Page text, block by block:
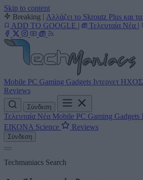
Skip to content
Breaking | Αλλάζει το Skroutz Plus και
ADD TO GOOGLE | Τελευταία Νέα |
Mobile PC Gaming Gadgets Ιντερνετ
Reviews
Σύνδεση
Τελευταία Νέα Mobile PC Gaming Gadgets
ΕΙΚΟΝΑ Science Reviews
Σύνδεση
Techmaniacs Search